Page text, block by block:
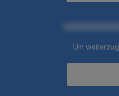
Um